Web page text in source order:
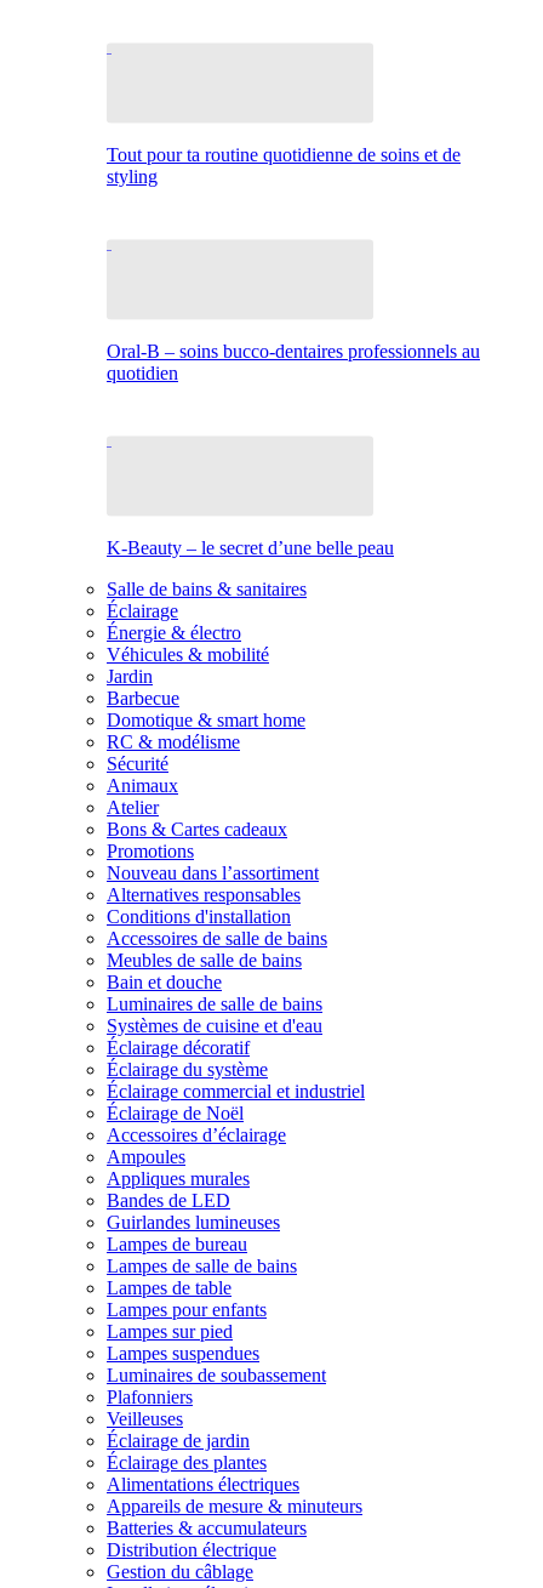
Tout pour ta routine quotidienne de soins et de
styling
Oral-B – soins bucco-dentaires professionnels au
quotidien
K-Beauty – le secret d’une belle peau
Salle de bains & sanitaires
Éclairage
Énergie & électro
Véhicules & mobilité
Jardin
Barbecue
Domotique & smart home
RC & modélisme
Sécurité
Animaux
Atelier
Bons & Cartes cadeaux
Promotions
Nouveau dans l’assortiment
Alternatives responsables
Conditions d'installation
Accessoires de salle de bains
Meubles de salle de bains
Bain et douche
Luminaires de salle de bains
Systèmes de cuisine et d'eau
Éclairage décoratif
Éclairage du système
Éclairage commercial et industriel
Éclairage de Noël
Accessoires d’éclairage
Ampoules
Appliques murales
Bandes de LED
Guirlandes lumineuses
Lampes de bureau
Lampes de salle de bains
Lampes de table
Lampes pour enfants
Lampes sur pied
Lampes suspendues
Luminaires de soubassement
Plafonniers
Veilleuses
Éclairage de jardin
Éclairage des plantes
Alimentations électriques
Appareils de mesure & minuteurs
Batteries & accumulateurs
Distribution électrique
Gestion du câblage